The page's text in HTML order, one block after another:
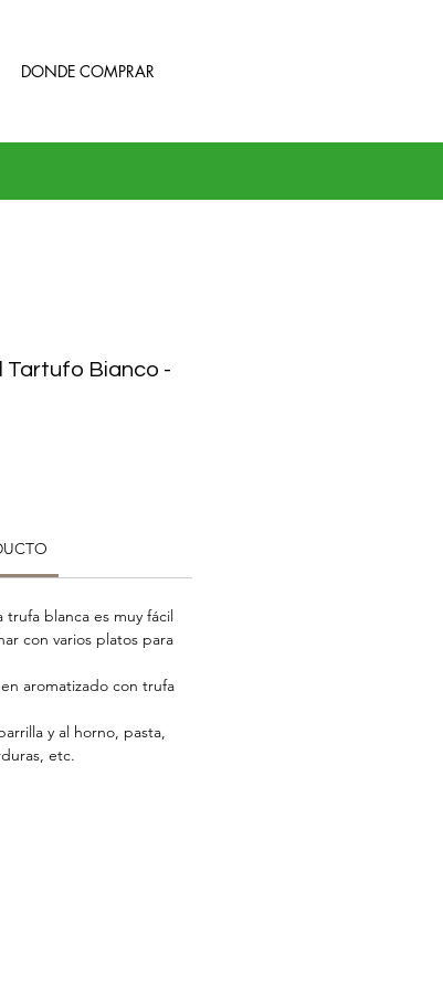
DONDE COMPRAR
Tartufo Bianco -
blanca es muy fácil
con varios platos para
aromatizado con trufa
y al horno, pasta,
etc.